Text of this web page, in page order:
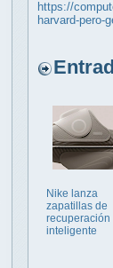
https://
harvard-pero-
Nike lanza
zapatillas de
recuperación
inteligente